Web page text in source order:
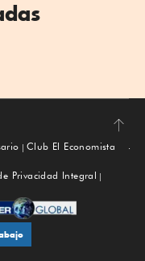
Subir
Club El Economista
Privacidad Integral